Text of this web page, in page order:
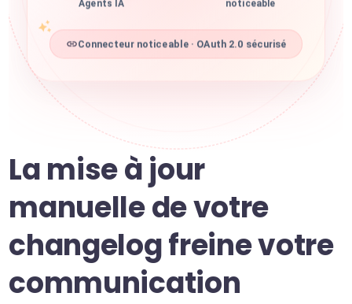
Agents IA noticeable
Connecteur noticeable · OAuth 2.0 sécurisé
La mise à jour
manuelle de votre
changelog freine votre
communication